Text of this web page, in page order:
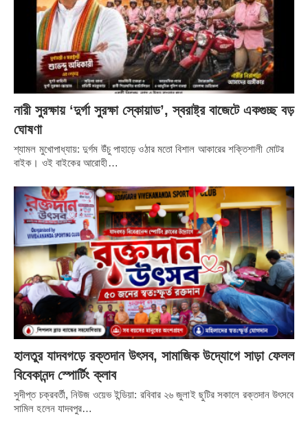
নারী সুরক্ষায় ‘দুর্গা সুরক্ষা স্কোয়াড’, স্বরাষ্ট্র বাজেটে একগুচ্ছ বড়
ঘোষণা
শ্যামল মুখোপাধ্যায়: দুর্গম উঁচু পাহাড়ে ওঠার মতো বিশাল আকারের শক্তিশালী মোটর
বাইক। ওই বাইকের আরোহী…
হালতুর যাদবগড়ে রক্তদান উৎসব, সামাজিক উদ্যোগে সাড়া ফেলল
বিবেকানন্দ স্পোর্টিং ক্লাব
সুদীপ্ত চক্রবর্তী, নিউজ ওয়েভ ইন্ডিয়া: রবিবার ২৬ জুলাই ছুটির সকালে রক্তদান উৎসবে
সামিল হলেন যাদবপুর…